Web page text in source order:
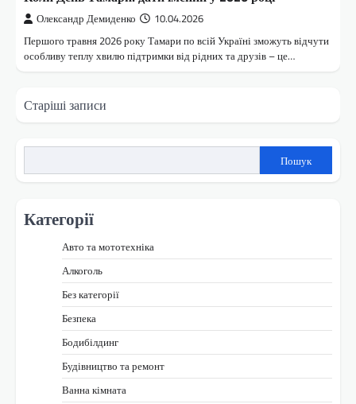
Олександр Демиденко 10.04.2026
Першого травня 2026 року Тамари по всій Україні зможуть відчути
особливу теплу хвилю підтримки від рідних та друзів – це…
Навігація
за
записами
Старіші записи
Пошук
Категорії
Авто та мототехніка
Алкоголь
Без категорії
Безпека
Бодибілдинг
Будівництво та ремонт
Ванна кімната